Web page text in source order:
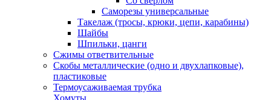
Саморезы универсальные
Такелаж (тросы, крюки, цепи, карабины)
Шайбы
Шпильки, цанги
Сжимы ответвительные
Скобы металлические (одно и двухлапковые),
пластиковые
Термоусаживаемая трубка
Хомуты